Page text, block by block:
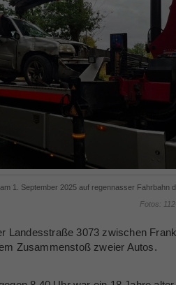
1. September 2025 auf regennasser Fahrbahn
Fotos:
Landesstraße 3073 zwischen
Zusammenstoß zweier Autos.